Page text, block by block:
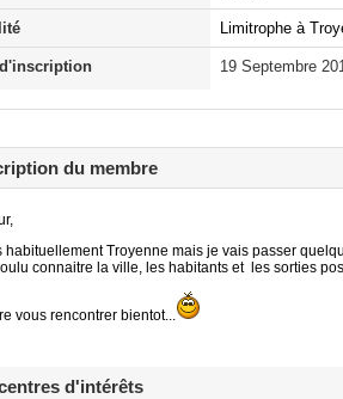
Limitrophe à
d'inscription 19 Septembre
du membre
habituellement Troyenne mais je vais passer
connaitre la ville, les habitants et les sorties
vous rencontrer bientot...
d'intérêts